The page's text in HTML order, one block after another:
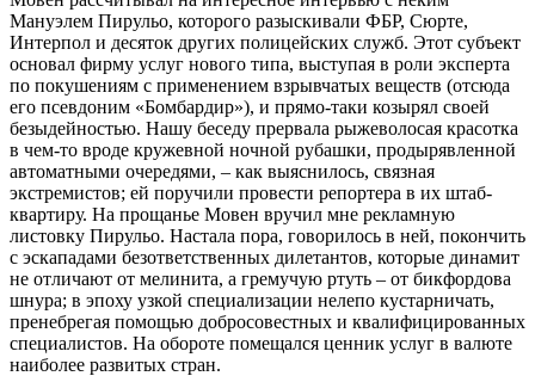
Мануэлем Пирульо, которого разыскивали ФБР, Сюрте,
Интерпол и десяток других полицейских служб. Этот субъект
основал фирму услуг нового типа, выступая в роли эксперта
по покушениям с применением взрывчатых веществ (отсюда
его псевдоним «Бомбардир»), и прямо-таки козырял своей
безыдейностью. Нашу беседу прервала рыжеволосая красотка
в чем-то вроде кружевной ночной рубашки, продырявленной
автоматными очередями, – как выяснилось, связная
экстремистов; ей поручили провести репортера в их штаб-
квартиру. На прощанье Мовен вручил мне рекламную
листовку Пирульо. Настала пора, говорилось в ней, покончить
с эскападами безответственных дилетантов, которые динамит
не отличают от мелинита, а гремучую ртуть – от бикфордова
шнура; в эпоху узкой специализации нелепо кустарничать,
пренебрегая помощью добросовестных и квалифицированных
специалистов. На обороте помещался ценник услуг в валюте
наиболее развитых стран.